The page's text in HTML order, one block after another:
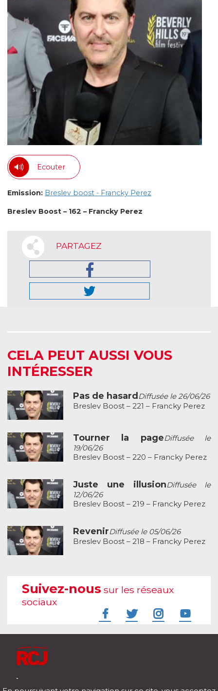
Ecouter
Emission: Breslev boost - Francky Perez
Breslev Boost – 162 – Francky Perez
PARTAGEZ
CELA PEUT AUSSI VOUS
INTÉRESSER
Pas de hasard Diffusée le 26/06/26
Breslev Boost – 221 – Francky Perez
Tourner la pageDiffusée le
19/06/26
Breslev Boost – 220 – Francky Perez
Juste une illusionDiffusée le
12/06/26
Breslev Boost – 219 – Francky Perez
RevenirDiffusée le 05/06/26
Breslev Boost – 218 – Francky Perez
Suivez-nous sur les réseaux
sociaux